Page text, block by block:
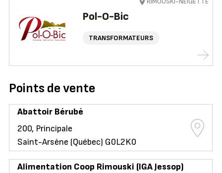
Pol-O-Bic
TRANSFORMATEURS
Points de vente
Abattoir Bérubé
200, Principale
Saint-Arsène (Québec) G0L2K0
Alimentation Coop Rimouski (IGA Jessop)